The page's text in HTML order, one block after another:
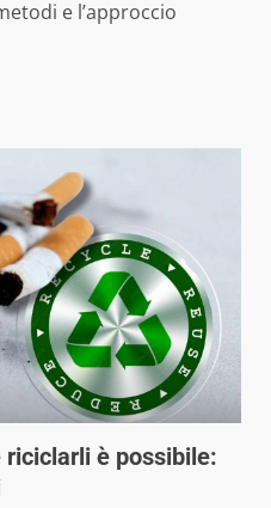
e l’approccio
è possibile: